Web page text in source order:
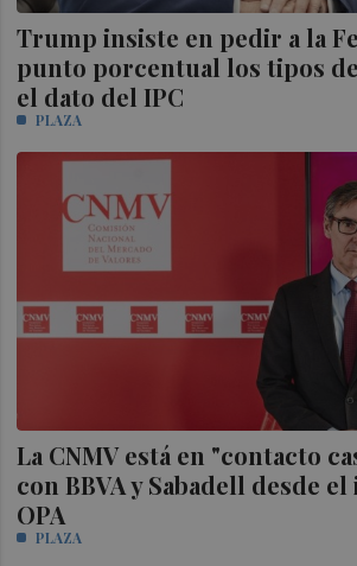
Trump insiste en pedir a la
punto porcentual los tipos
el dato del IPC
PLAZA
La CNMV está en "contacto
con BBVA y Sabadell desde
OPA
PLAZA